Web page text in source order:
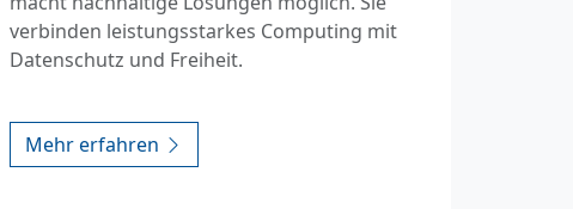
verbinden leistungsstarkes Computing mit
Datenschutz und Freiheit.
Mehr erfahren